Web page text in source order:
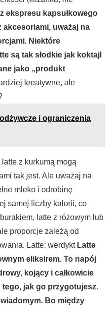
ekspresu kapsułkowego
akcesoriami, uważaj na
Niektóre
są tak słodkie jak koktajl
jako „produkt
kreatywne, ale
i ograniczenia
z kurkumą mogą
tak jest. Ale uważaj na
mleko i odrobinę
samej liczby kalorii, co
latte z różowym lub
proporcje zależą od
Latte: werdykt Latte
eliksirem. To napój
kojący i całkowicie
jak go przygotujesz.
Bo między